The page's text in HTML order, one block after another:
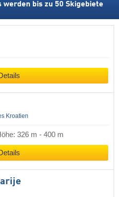
werden bis zu 50 Skigebiete
Kroatien
326 m - 400 m